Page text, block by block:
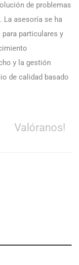
de problemas
La asesoría se ha
particulares y
y la gestión
de calidad basado
Valóranos!